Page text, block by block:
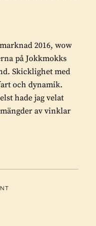
2016, wow
på Jokkmokks
Skicklighet med
och dynamik.
hade jag velat
av vinklar